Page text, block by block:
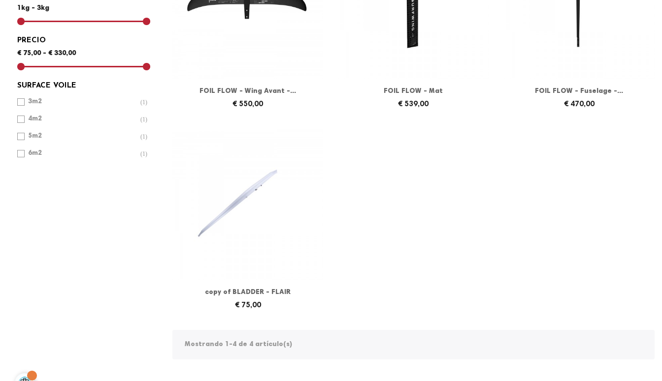
1kg - 3kg
PRECIO
€ 75,00 - € 330,00
SURFACE VOILE
3m2 (1)
4m2 (1)
5m2 (1)
6m2 (1)
FOIL FLOW - Wing Avant -...
€ 550,00
FOIL FLOW - Mat
€ 539,00
FOIL FLOW - Fuselage -...
€ 470,00
copy of BLADDER - FLAIR
€ 75,00
Mostrando 1-4 de 4 artículo(s)